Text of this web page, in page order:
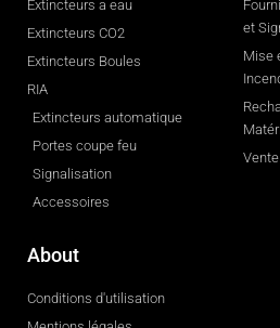
Extincteurs a eau
Extincteurs CO2
Extincteurs Boules
RIA
Extincteurs automatique
Portes coupe feu
Signalisation
Accessoires
et
Mise
About
Conditions d'utilisation